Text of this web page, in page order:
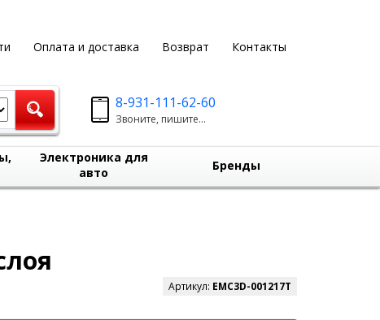
Оплата и доставка Возврат Контакты
8-931-111-62-60
Звоните, пишите...
Электроника для
авто
Бренды
Артикул: EMC3D-001217T